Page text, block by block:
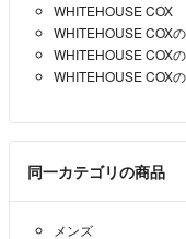
出品者 ryokke。- 3年以上前
コメント失礼します。
WHITEHOUSE COX
WHITEHOUSE COX
WHITEHOUSE COX
WHITEHOUSE COX
同一カテゴリの商品
メンズ